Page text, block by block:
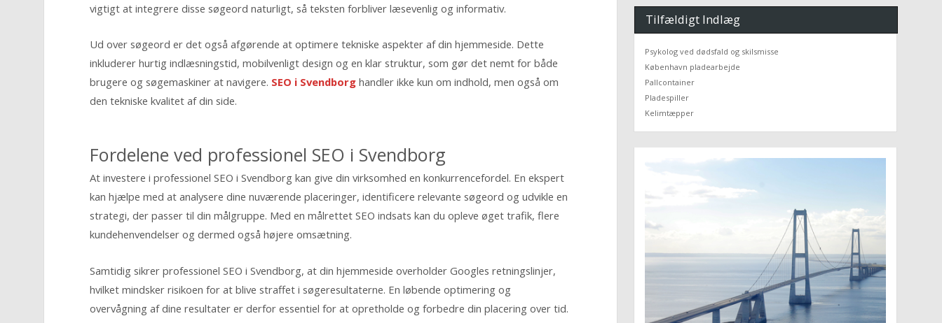
vigtigt at integrere disse søgeord naturligt, så teksten forbliver læsevenlig og informativ.
Ud over søgeord er det også afgørende at optimere tekniske aspekter af din hjemmeside. Dette
inkluderer hurtig indlæsningstid, mobilvenligt design og en klar struktur, som gør det nemt for både
brugere og søgemaskiner at navigere. SEO i Svendborg handler ikke kun om indhold, men også om
den tekniske kvalitet af din side.
Fordelene ved professionel SEO i Svendborg
At investere i professionel SEO i Svendborg kan give din virksomhed en konkurrencefordel. En ekspert
kan hjælpe med at analysere dine nuværende placeringer, identificere relevante søgeord og udvikle en
strategi, der passer til din målgruppe. Med en målrettet SEO indsats kan du opleve øget trafik, flere
kundehenvendelser og dermed også højere omsætning.
Samtidig sikrer professionel SEO i Svendborg, at din hjemmeside overholder Googles retningslinjer,
hvilket mindsker risikoen for at blive straffet i søgeresultaterne. En løbende optimering og
overvågning af dine resultater er derfor essentiel for at opretholde og forbedre din placering over tid.
Tilfældigt Indlæg
Psykolog ved dødsfald og skilsmisse
København pladearbejde
Pallcontainer
Pladespiller
Kelimtæpper